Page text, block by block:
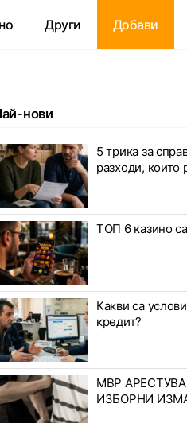
Други Добави
нови
5 трика за
разходи, които
ТОП 6 казино
Какви са
кредит?
МВР АРЕСТУВА
ИЗБОРНИ